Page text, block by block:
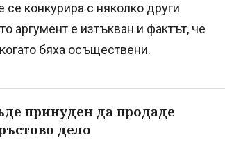
се конкурира с няколко други
аргумент е изтъкван и фактът, че
бяха осъществени.
принуден да продаде
дело